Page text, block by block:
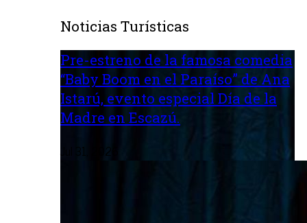
Noticias Turísticas
Pre-estreno de la famosa comedia
“Baby Boom en el Paraíso” de Ana
Istarú, evento especial Día de la
Madre en Escazú.
Jul 31, 2026